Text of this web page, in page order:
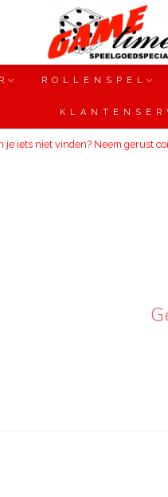
ROLLENSPEL
iets niet vinden? Neem gerust